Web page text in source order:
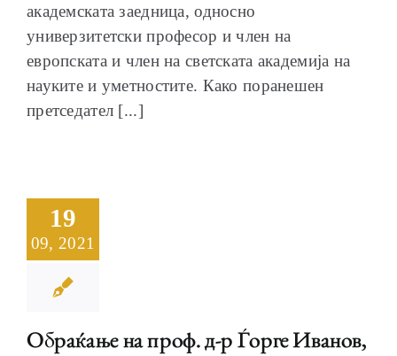
академската заедница, односно
универзитетски професор и член на
европската и член на светската академија на
науките и уметностите. Како поранешен
претседател [...]
19
09, 2021
Обраќање на проф. д-р Ѓорге Иванов,